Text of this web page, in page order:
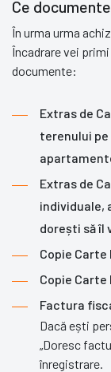
Ce
În urma urma
Încadrare vei
documente:
Extras de
terenului
Extras de
individuale,
dorești să îl
Copie
Copie
Factura
Dacă ești
„Doresc
înregistrare.